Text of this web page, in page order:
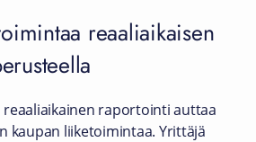
reaaliaikaisen
reaaliaikainen raportointi auttaa
kaupan liiketoimintaa. Yrittäjä